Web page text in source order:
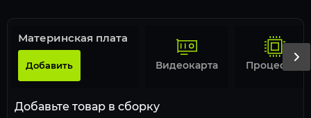
Добавьте товар в сборку
Материнская плата
Добавить Видеокарта Процессор